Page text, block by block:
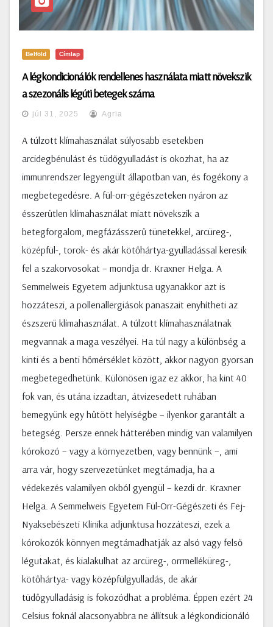
Belföld Címlap
A légkondicionálók rendellenes használata miatt növekszik
a szezonális légúti betegek száma
júl 31, 2025 Agria
A túlzott klímahasználat súlyosabb esetekben
arcidegbénulást és tüdőgyulladást is okozhat, ha az
immunrendszer legyengült állapotban van, és fogékony a
megbetegedésre. A fül-orr-gégészeteken nyáron az
ésszerűtlen klímahasználat miatt növekszik a
betegforgalom, megfázásszerű tünetekkel, arcüreg-,
középfül-, torok- és akár kötőhártya-gyulladással keresik
fel a szakorvosokat – mondja dr. Kraxner Helga. A
Semmelweis Egyetem adjunktusa ugyanakkor azt is
hozzáteszi, a pollenallergiások panaszait enyhítheti az
észszerű klímahasználat. A túlzott klímahasználatnak
megvannak a maga veszélyei. Ha túl nagy a különbség a
kinti és a benti hőmérséklet között, akkor nagyon gyorsan
megbetegedhetünk. Különösen igaz ez akkor, ha kint 40
fok van, és utána izzadtan, átvizesedett ruhában
bemegyünk egy hűtött helyiségbe – ilyenkor garantált a
betegség. Persze ennek hátterében mindig van valamilyen
kórokozó – vagy a környezetben, vagy bennünk –, ami
arra vár, hogy szervezetünket megtámadja, ha a
védekezés valamilyen okból gyengül – kezdi dr. Kraxner
Helga. A Semmelweis Egyetem Fül-Orr-Gégészeti és Fej-
Nyaksebészeti Klinika adjunktusa hozzáteszi, ezek a
kórokozók könnyen megtámadhatják az alsó vagy felső
légutakat, és kialakulhat az arcüreg-, orrmelléküreg-,
kötőhártya- vagy középfülgyulladás, de akár
tüdőgyulladásig is fokozódhat a probléma. Éppen ezért 24
Celsius foknál alacsonyabbra ne állítsuk a légkondicionáló